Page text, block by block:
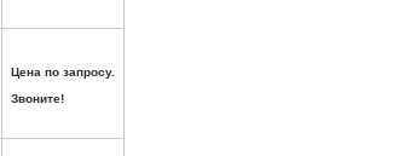
Цена по запросу.
Звоните!